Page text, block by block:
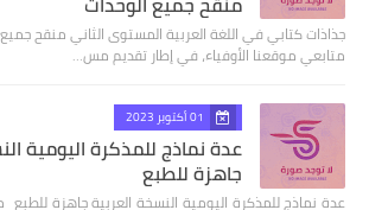
جذاذات كتابي في اللغة العربية المستوى الثاني منقح
متابعي موقعنا الأوفياء، في إطار تقديم مس…
01 أكتوبر 2023
عدة نماذج للمذكرة اليومية
جاهزة للطبع
عدة نماذج للمذكرة اليومية النسخة العربية جاهزة